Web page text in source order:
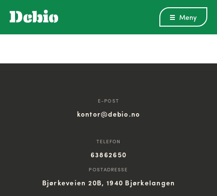
E-POST
kontor@debio.no
TELEFON
63862650
POSTADRESSE
Bjørkeveien 20B, 1940 Bjørkelangen
Meny